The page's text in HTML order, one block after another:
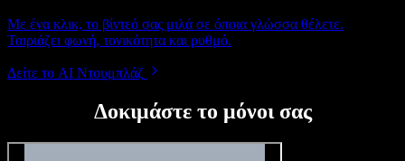
Με ένα κλικ, το βίντεό σας μιλά σε όποια γλώσσα θέλετε.
Ταιριάζει φωνή, τονικότητα και ρυθμό.
Δείτε το AI Ντουμπλάζ
Δοκιμάστε το μόνοι σας